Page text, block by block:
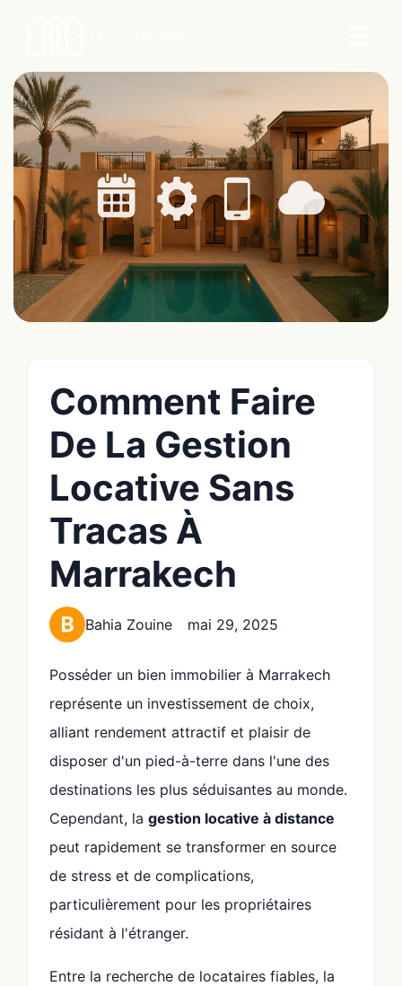
Comment Faire
De La Gestion
Locative Sans
Tracas À
Marrakech
Bahia Zouine mai 29, 2025
Posséder un bien immobilier à Marrakech
représente un investissement de choix,
alliant rendement attractif et plaisir de
disposer d'un pied-à-terre dans l'une des
destinations les plus séduisantes au monde.
Cependant, la gestion locative à distance
peut rapidement se transformer en source
de stress et de complications,
particulièrement pour les propriétaires
résidant à l'étranger.
Entre la recherche de locataires fiables, la